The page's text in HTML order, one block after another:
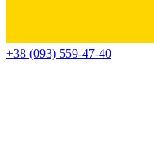
+38 (093) 559-47-40